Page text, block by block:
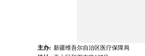
主办: 新疆维吾尔自治区医疗保障局